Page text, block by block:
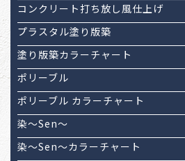
コンクリート打ち放し風仕上げ
プラスタル塗り版築
塗り版築カラーチャート
ポリーブル
ポリーブル カラーチャート
染～Sen～
染～Sen～カラーチャート